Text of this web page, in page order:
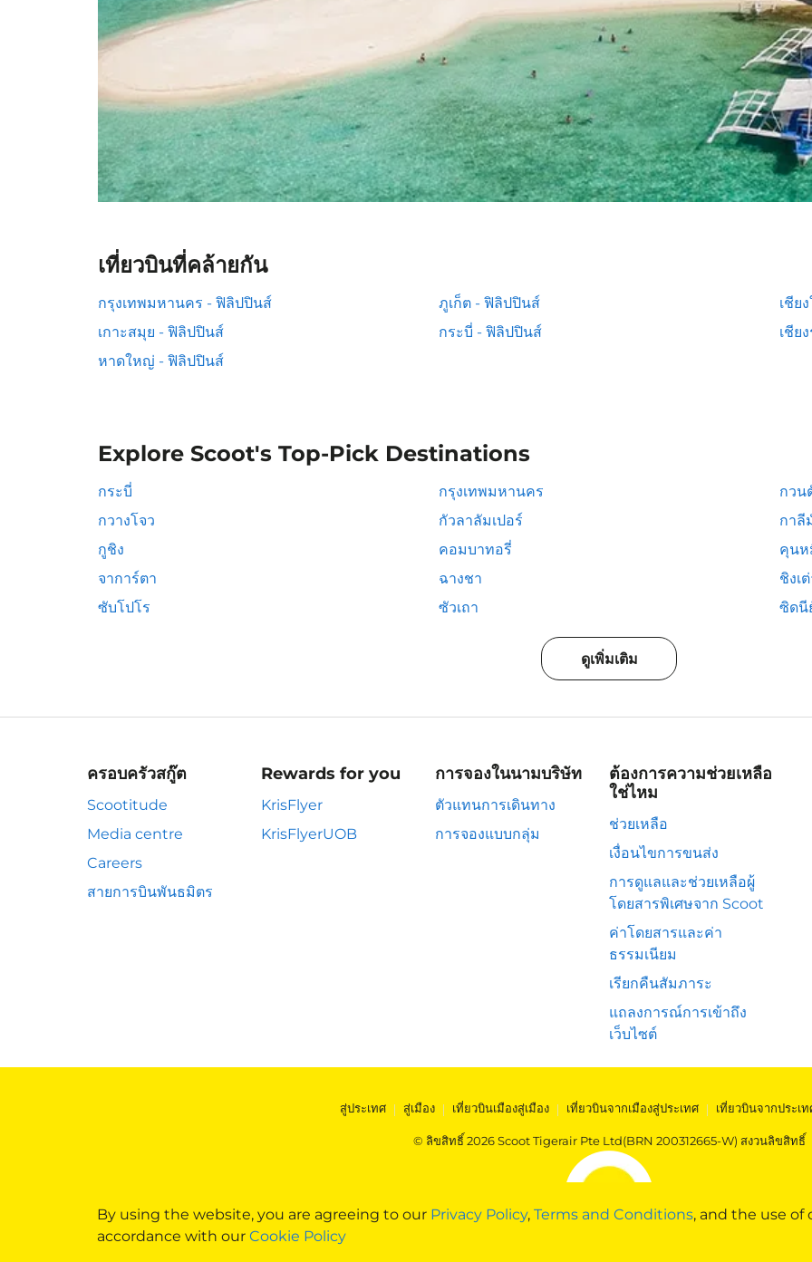
By using the website, you are agreeing to our Privacy Policy, Terms and Conditions, and the use of
accordance with our Cookie Policy
เที่ยวบินที่คล้ายกัน
กรุงเทพมหานคร - ฟิลิปปินส์ ภูเก็ต - ฟิลิปปินส์
เชีย
เกาะสมุย - ฟิลิปปินส์
กระบี่ - ฟิลิปปินส์
เชีย
หาดใหญ่ - ฟิลิปปินส์
Explore Scoot's Top-Pick Destinations
กระบี่ กรุงเทพมหานคร
กวน
กวางโจว
กัวลาลัมเปอร์
กาลี
กูชิง
คอมบาทอรี่
คุนห
จาการ์ตา
ฉางชา
ชิงเ
ซับโปโร
ซัวเถา ซิดนี
ดูเพิ่มเติม
ครอบครัวสกู๊ต
Scootitude
Media centre
Careers
สายการบินพันธมิตร
Rewards for you
KrisFlyer
KrisFlyerUOB
การจองในนามบริษัท
ตัวแทนการเดินทาง
การจองแบบกลุ่ม
ต้องการความช่วยเหลือ
ใช่ไหม
ช่วยเหลือ
เงื่อนไขการขนส่ง
การดูแลและช่วยเหลือผู้
โดยสารพิเศษจาก Scoot
ค่าโดยสารและค่า
ธรรมเนียม
เรียกคืนสัมภาระ
แถลงการณ์การเข้าถึง
เว็บไซต์
สู่ประเทศ | สู่เมือง | เที่ยวบินเมืองสู่เมือง | เที่ยวบินจากเมืองสู่ประเทศ | เที่ยวบินจากประเท
© ลิขสิทธิ์ 2026 Scoot Tigerair Pte Ltd(BRN 200312665-W) สงวนลิขสิทธิ์